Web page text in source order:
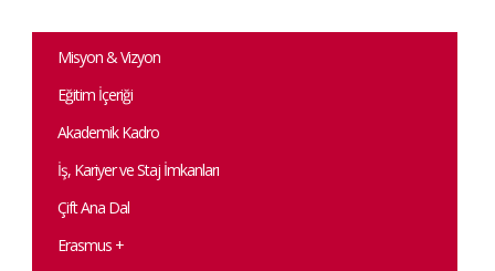
Misyon & Vizyon
Eğitim İçeriği
Akademik Kadro
İş, Kariyer ve Staj İmkanları
Çift Ana Dal
Erasmus +